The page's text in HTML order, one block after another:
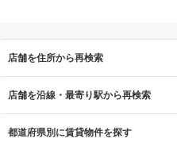
店舗を住所から再検索
店舗を沿線・最寄り駅から再検索
都道府県別に賃貸物件を探す